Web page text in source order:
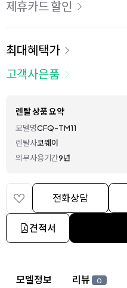
제휴카드 할인
최대혜택가
고객사은품
렌탈 상품 요약
모델명CFQ-TM11
렌탈사코웨이
의무사용기간9년
전화상담
견적서
상세 정보
모델정보 리뷰 0